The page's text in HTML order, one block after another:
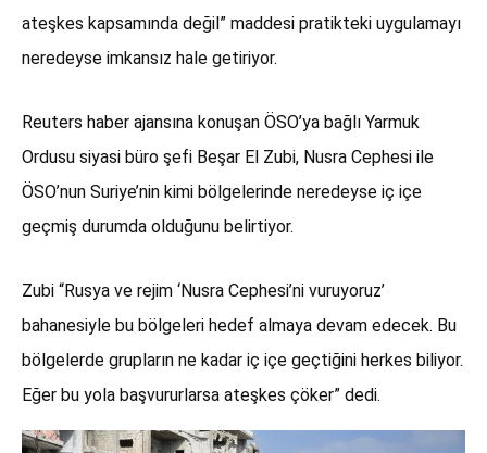
ateşkes kapsamında değil” maddesi pratikteki uygulamayı
neredeyse imkansız hale getiriyor.
Reuters haber ajansına konuşan ÖSO’ya bağlı Yarmuk
Ordusu siyasi büro şefi Beşar El Zubi, Nusra Cephesi ile
ÖSO’nun Suriye’nin kimi bölgelerinde neredeyse iç içe
geçmiş durumda olduğunu belirtiyor.
Zubi “Rusya ve rejim ‘Nusra Cephesi’ni vuruyoruz’
bahanesiyle bu bölgeleri hedef almaya devam edecek. Bu
bölgelerde grupların ne kadar iç içe geçtiğini herkes biliyor.
Eğer bu yola başvururlarsa ateşkes çöker” dedi.